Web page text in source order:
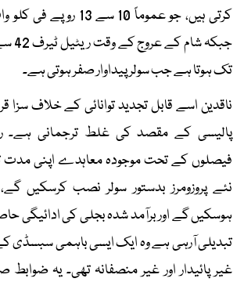
کرتی ہیں، جو عموماً 10
تک ہوتا ہے جب سولر پیداوار صفر ہوتی ہے۔
ناقدین اسے قابل تجدید توانائی کے خلاف سزا
پالیسی کے مقصد کی غلط ترجمانی ہے۔
فیصلوں کے تحت موجودہ معاہدے اپنی مدت
نئے پروزومرز بدستور سولر نصب کرسکیں
ہوسکیں گے اور برآمد شدہ بجلی کی ادائیگی
تبدیلی آرہی ہے وہ ایک ایسی باہمی سبسڈی
غیر پائیدار اور غیر منصفانہ تھی۔ یہ ضوابط